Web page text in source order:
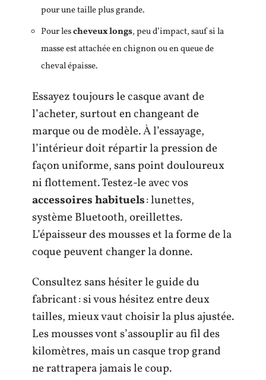
pour une taille plus grande.
Pour lescheveux longs, peu d’impact, sauf si la
masse est attachée en chignon ou en queue de
cheval épaisse.
Essayez toujours le casque avant de
l’acheter, surtout en changeant de
marque ou de modèle. À l’essayage,
l’intérieur doit répartir la pression de
façon uniforme, sans point douloureux
ni flottement. Testez-le avec vos
accessoires habituels: lunettes,
système Bluetooth, oreillettes.
L’épaisseur des mousses et la forme de la
coque peuvent changer la donne.
Consultez sans hésiter le guide du
fabricant : si vous hésitez entre deux
tailles, mieux vaut choisir la plus ajustée.
Les mousses vont s’assouplir au fil des
kilomètres, mais un casque trop grand
ne rattrapera jamais le coup.